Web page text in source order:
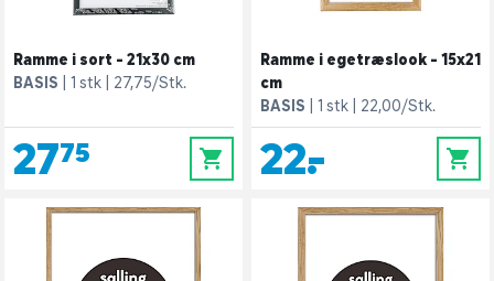
Ramme i sort - 21x30 cm
BASIS
1 stk 27,75/Stk.
27,75 0
Ramme i egetræslook - 15x21
cm
BASIS
1 stk 22,00/Stk.
22,- 0